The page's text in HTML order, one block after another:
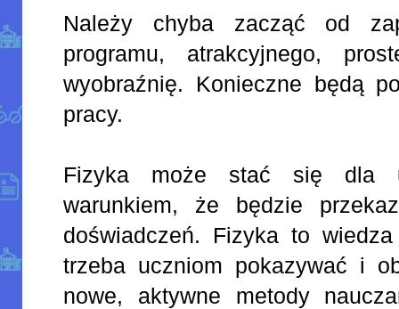
Należy chyba zacząć od
programu, atrakcyjnego,
wyobraźnię. Konieczne będą
pracy.
Fizyka może stać się dla
warunkiem, że będzie
doświadczeń. Fizyka to
trzeba uczniom pokazywać i
nowe, aktywne metody